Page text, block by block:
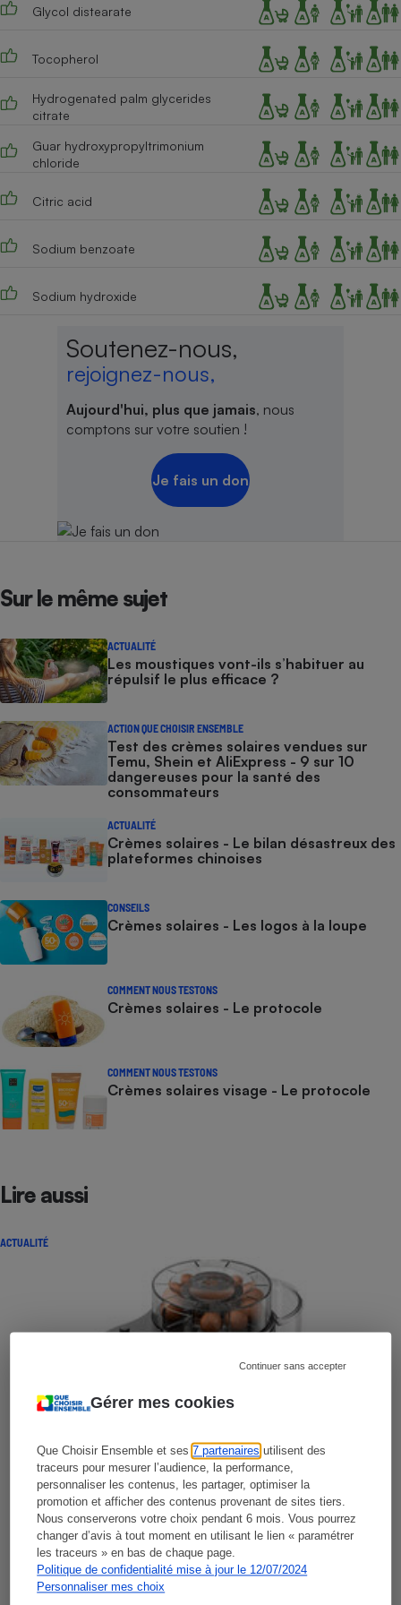
Gérer mes cookies
Que Choisir Ensemble et ses7 partenaires utilisent des
traceurs pour mesurer l’audience, la performance,
personnaliser les contenus, les partager, optimiser la
promotion et afficher des contenus provenant de sites tiers.
Nous conserverons votre choix pendant 6 mois. Vous pourrez
changer d’avis à tout moment en utilisant le lien « paramétrer
les traceurs » en bas de chaque page.
Politique de confidentialité mise à jour le 12/07/2024
Personnaliser mes choix
Continuer sans accepter
Glycol distearate
Tocopherol
Hydrogenated palm glycerides
citrate
Guar hydroxypropyltrimonium
chloride
Citric acid
Sodium benzoate
Sodium hydroxide
Soutenez-nous,
rejoignez-nous,
Aujourd'hui, plus que jamais, nous
comptons sur votre soutien !
Je fais un don
Sur le même sujet
ACTUALITÉ
Les moustiques vont-ils s’habituer au
répulsif le plus efficace ?
ACTION QUE CHOISIR ENSEMBLE
Test des crèmes solaires vendues sur
Temu, Shein et AliExpress - 9 sur 10
dangereuses pour la santé des
consommateurs
ACTUALITÉ
Crèmes solaires - Le bilan désastreux des
plateformes chinoises
CONSEILS
Crèmes solaires - Les logos à la loupe
COMMENT NOUS TESTONS
Crèmes solaires - Le protocole
COMMENT NOUS TESTONS
Crèmes solaires visage - Le protocole
Lire aussi
ACTUALITÉ